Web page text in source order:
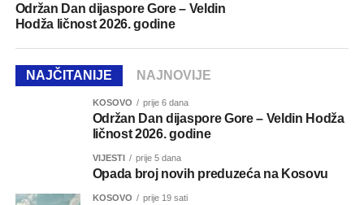
Održan Dan dijaspore Gore – Veldin
Hodža ličnost 2026. godine
NAJČITANIJE NAJNOVIJE
KOSOVO prije 6 dana
Održan Dan dijaspore Gore – Veldin Hodža
ličnost 2026. godine
VIJESTI prije 5 dana
Opada broj novih preduzeća na Kosovu
KOSOVO prije 19 sati